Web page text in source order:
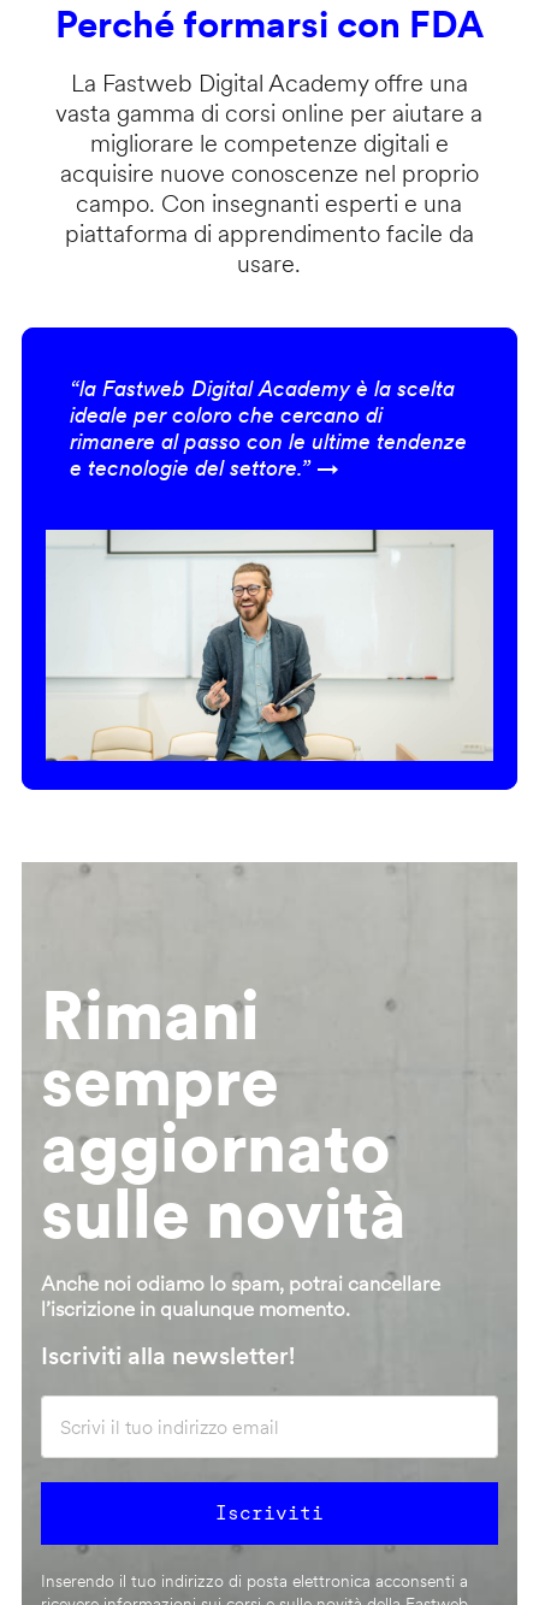
Perché formarsi con FDA
La Fastweb Digital Academy offre una
vasta gamma di corsi online per aiutare a
migliorare le competenze digitali e
acquisire nuove conoscenze nel proprio
campo. Con insegnanti esperti e una
piattaforma di apprendimento facile da
usare.
“la Fastweb Digital Academy è la scelta
ideale per coloro che cercano di
rimanere al passo con le ultime tendenze
e tecnologie del settore.” →
Rimani
sempre
aggiornato
sulle novità
Anche noi odiamo lo spam, potrai cancellare
l’iscrizione in qualunque momento.
Iscriviti alla newsletter!
Inserendo il tuo indirizzo di posta elettronica acconsenti a